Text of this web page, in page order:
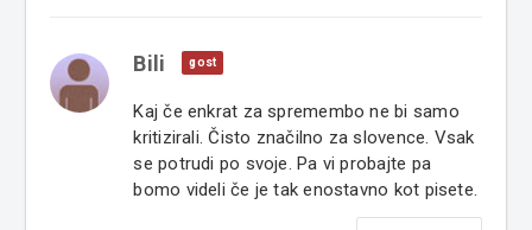
Bili gost
Kaj če enkrat za spremembo ne bi samo
kritizirali. Čisto značilno za slovence. Vsak
se potrudi po svoje. Pa vi probajte pa
bomo videli če je tak enostavno kot pisete.